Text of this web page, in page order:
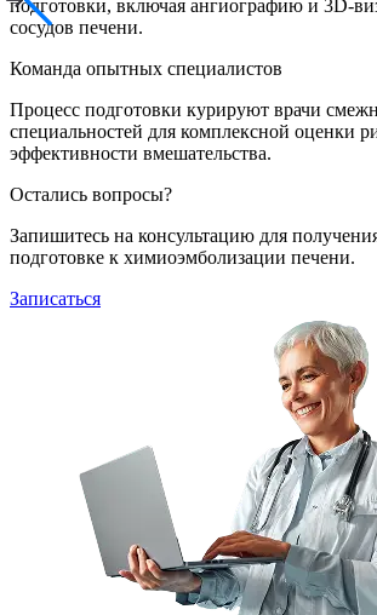
подготовки, включая ангиографию и 3D-
сосудов печени.
Команда опытных специалистов
Процесс подготовки курируют врачи
специальностей для комплексной оценки
эффективности вмешательства.
Остались вопросы?
Запишитесь на консультацию для
подготовке к химиоэмболизации печени.
Записаться